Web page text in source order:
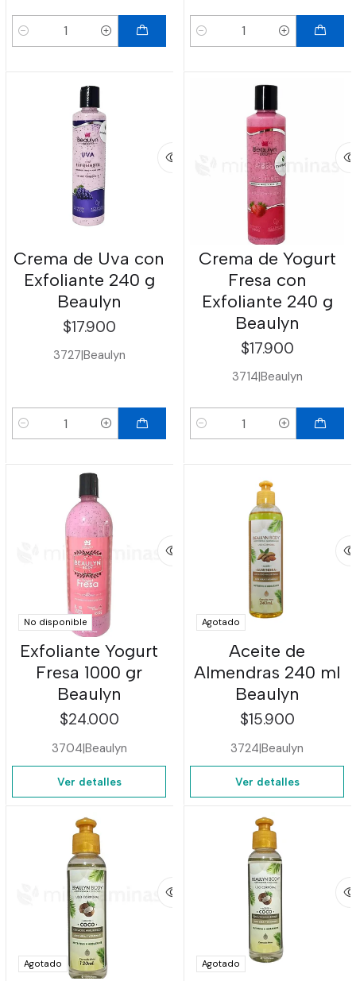
Cantidad Cantidad
Crema de Uva con
Exfoliante 240 g
Beaulyn
$17.900
3727|Beaulyn
Cantidad
Crema de Yogurt
Fresa con
Exfoliante 240 g
Beaulyn
$17.900
3714|Beaulyn
Cantidad
No disponible
Exfoliante Yogurt
Fresa 1000 gr
Beaulyn
$24.000
3704|Beaulyn
Ver detalles
Agotado
Aceite de
Almendras 240 ml
Beaulyn
$15.900
3724|Beaulyn
Ver detalles
Agotado Agotado